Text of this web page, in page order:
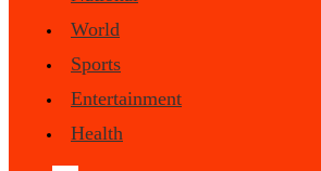
World
Sports
Entertainment
Health